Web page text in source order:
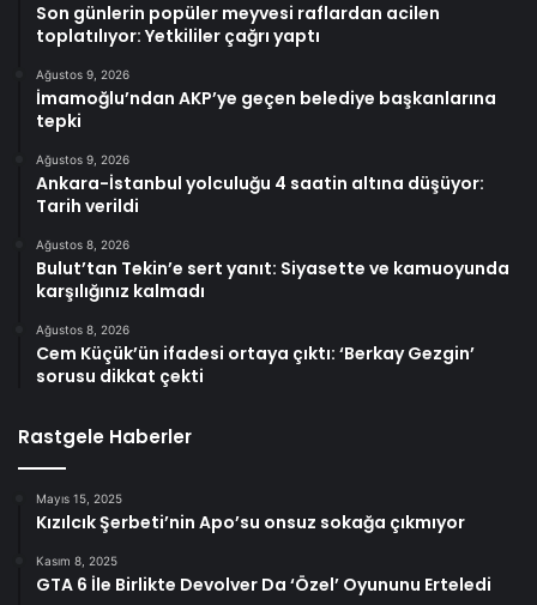
Son günlerin popüler meyvesi raflardan acilen
toplatılıyor: Yetkililer çağrı yaptı
Ağustos 9, 2026
İmamoğlu’ndan AKP’ye geçen belediye başkanlarına
tepki
Ağustos 9, 2026
Ankara-İstanbul yolculuğu 4 saatin altına düşüyor:
Tarih verildi
Ağustos 8, 2026
Bulut’tan Tekin’e sert yanıt: Siyasette ve kamuoyunda
karşılığınız kalmadı
Ağustos 8, 2026
Cem Küçük’ün ifadesi ortaya çıktı: ‘Berkay Gezgin’
sorusu dikkat çekti
Rastgele Haberler
Mayıs 15, 2025
Kızılcık Şerbeti’nin Apo’su onsuz sokağa çıkmıyor
Kasım 8, 2025
GTA 6 İle Birlikte Devolver Da ‘Özel’ Oyununu Erteledi